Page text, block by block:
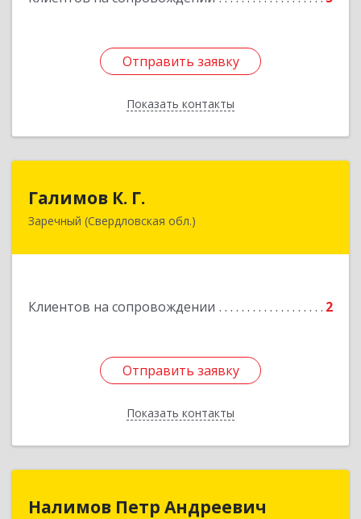
Отправить заявку
Показать контакты
Отправить заявку
Назад
Галимов К. Г.
Заречный (Свердловская обл.)
Клиентов на сопровождении 2
Отправить заявку
Показать контакты
Свердловская обл, г. Заречный, ул. Кузнецова,
Отправить заявку
Назад
Налимов Петр Андреевич